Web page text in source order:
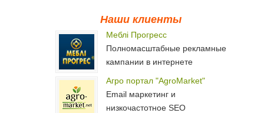
Наши клиенты
Меблі Прогресс
Полномасштабные рекламные
кампании в интернете
Агро портал "AgroMarket"
Email маркетинг и
низкочастотное SEO